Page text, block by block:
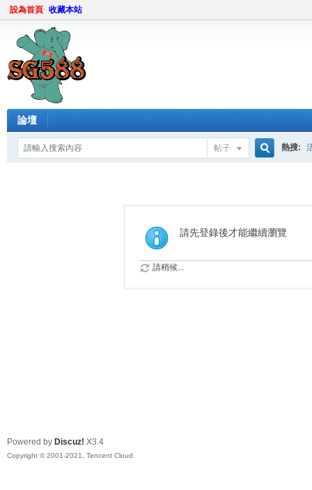
設為首頁 收藏本站
論壇
帖子
索
熱搜:
請先登錄後才能繼續瀏覽
請稍候...
Powered by Discuz! X3.4
Copyright © 2001-2021, Tencent Cloud.